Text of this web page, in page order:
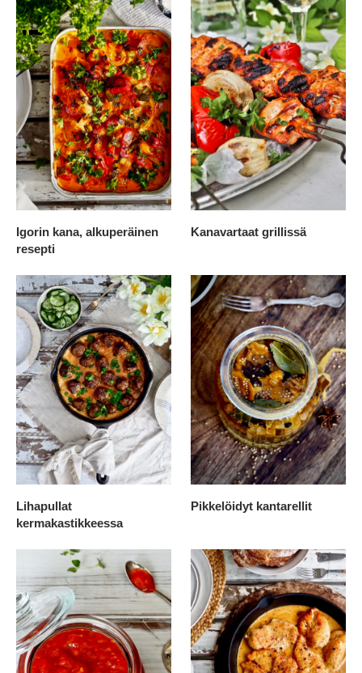
Igorin kana, alkuperäinen
resepti
Kanavartaat grillissä
Lihapullat
kermakastikkeessa
Pikkelöidyt kantarellit